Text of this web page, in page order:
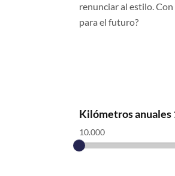
renunciar al estilo.
para el futuro?
Kilómetros anuales
10.000